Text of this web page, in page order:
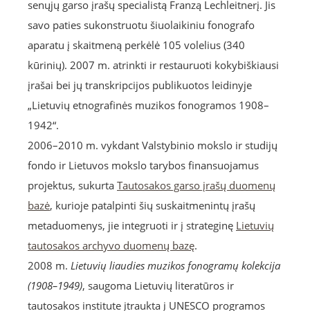
senųjų garso įrašų specialistą Franzą Lechleitnerį. Jis
savo paties sukonstruotu šiuolaikiniu fonografo
aparatu į skaitmeną perkėlė 105 volelius (340
kūrinių). 2007 m. atrinkti ir restauruoti kokybiškiausi
įrašai bei jų transkripcijos publikuotos leidinyje
„Lietuvių etnografinės muzikos fonogramos 1908–
1942“.
2006–2010 m. vykdant Valstybinio mokslo ir studijų
fondo ir Lietuvos mokslo tarybos finansuojamus
projektus, sukurta Tautosakos garso įrašų duomenų
bazė, kurioje patalpinti šių suskaitmenintų įrašų
metaduomenys, jie integruoti ir į strateginę Lietuvių
tautosakos archyvo duomenų bazę.
2008 m. Lietuvių liaudies muzikos fonogramų kolekcija
(1908–1949), saugoma Lietuvių literatūros ir
tautosakos institute įtraukta į UNESCO programos